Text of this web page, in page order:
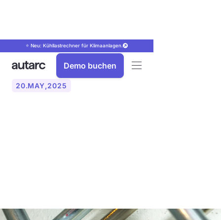
⭐ Neu: Kühllastrechner für Klimaanlagen.
Demo buchen
20.MAY,2025